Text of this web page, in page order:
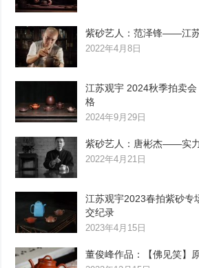
紫砂艺人：范泽锋——江
2022年4月8日
江苏观宇 2024秋季拍卖
格
2024年9月29日
紫砂艺人：唐彬杰——实
2022年4月21日
江苏观宇2023春拍紫砂专
交纪录
2023年4月15日
董俊峰作品：【佛见笑】